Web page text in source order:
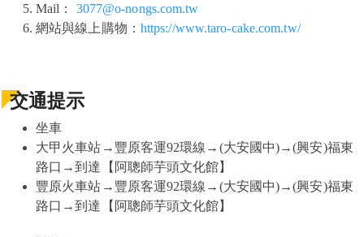
Mail： 3077@o-nongs.com.tw
網站與線上購物： https://www.taro-cake.com.tw/
交通提示
坐車
大甲火車站→豐原客運92環線→(大安國中)→(興安)福東
路口→到達【阿聰師芋頭文化館】
豐原火車站→豐原客運92環線→(大安國中)→(興安)福東
路口→到達【阿聰師芋頭文化館】